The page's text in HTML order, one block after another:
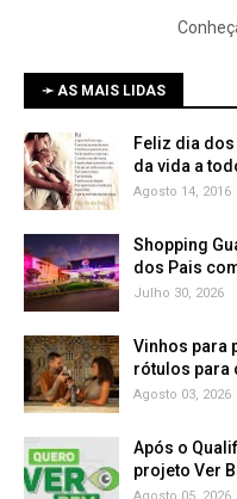
➛ AS MAIS LIDAS
Feliz dia
da vida a
Agosto 14, 2016
Shopping
dos Pais
Julho 30, 2026
Vinhos para
rótulos para
Agosto 03, 2026
Após o
projeto Ver
Agosto 05, 2026